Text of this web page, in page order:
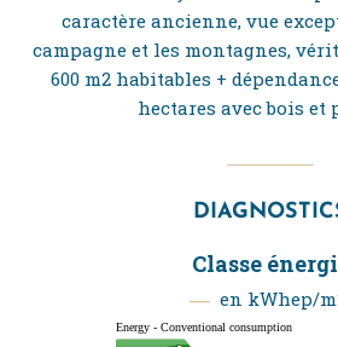
caractère ancienne, vue
campagne et les montagnes,
600 m2 habitables +
hectares avec bois et
Classe
en kWhep/